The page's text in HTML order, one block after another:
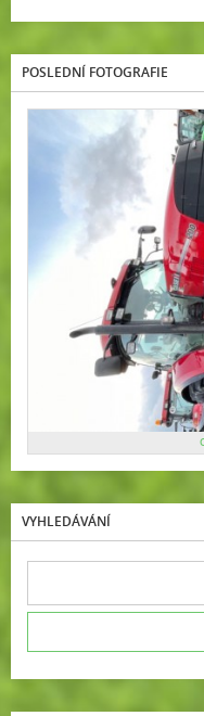
POSLEDNÍ FOTOGRAFIE
VYHLEDÁVÁNÍ